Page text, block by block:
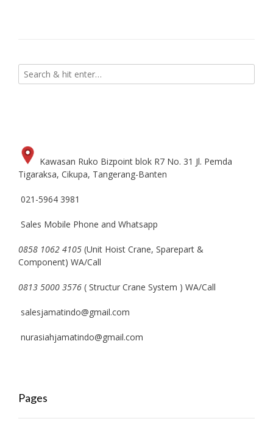
Kawasan Ruko Bizpoint blok R7 No. 31 Jl. Pemda
Tigaraksa, Cikupa, Tangerang-Banten
021-5964 3981
Sales Mobile Phone and Whatsapp
0858 1062 4105 (Unit Hoist Crane, Sparepart &
Component) WA/Call
0813 5000 3576 ( Structur Crane System ) WA/Call
salesjamatindo@gmail.com
nurasiahjamatindo@gmail.com
Pages